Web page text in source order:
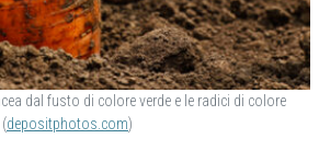
dal fusto di colore verde e le radici di colore
depositphotos.com)